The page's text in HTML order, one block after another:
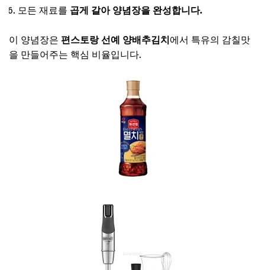
모든 재료를 곱게 갈아 양념장을 완성합니다.
이 양념장은 편스토랑 선예 양배추김치 에서 특유의 감칠맛
을 만들어주는 핵심 비율입니다.